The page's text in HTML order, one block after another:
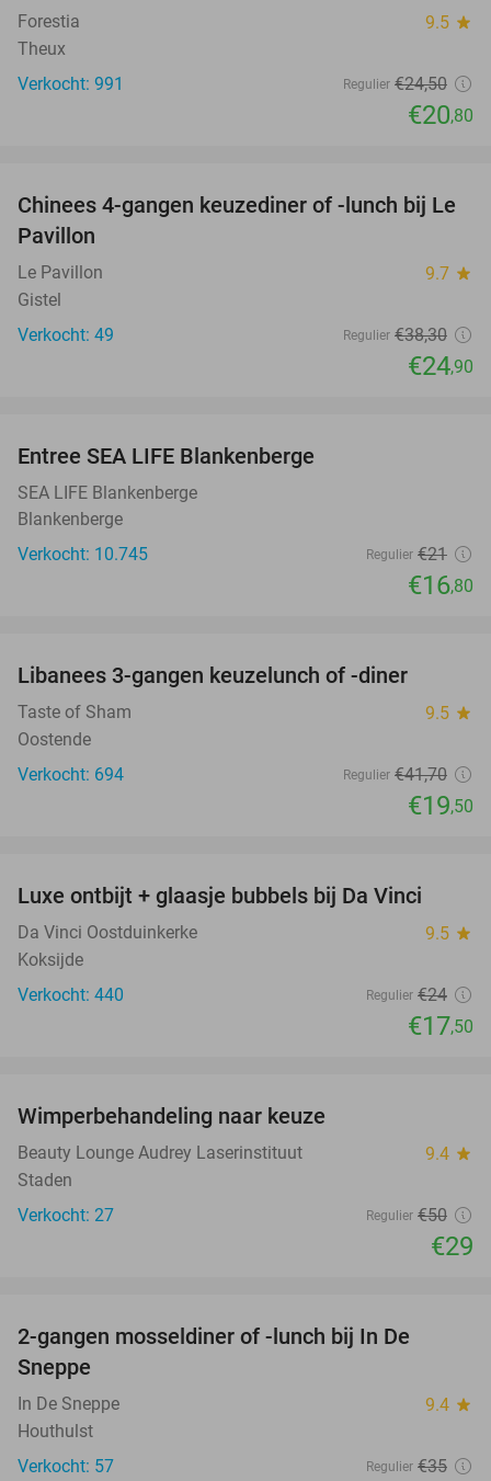
Forestia 9.5 star
Theux
Verkocht: 991
Regulier €24,50
€20,80
35%
Chinees 4-gangen keuzediner of -lunch bij Le
Pavillon
Le Pavillon 9.7 star
Gistel
Verkocht: 49
Regulier €38,30
€24,90
Entree SEA LIFE Blankenberge
SEA LIFE Blankenberge
Blankenberge
Verkocht: 10.745
Regulier €21
€16,80
Libanees 3-gangen keuzelunch of -diner
Taste of Sham 9.5 star
Oostende
Verkocht: 694
Regulier €41,70
€19,50
Luxe ontbijt + glaasje bubbels bij Da Vinci
Da Vinci Oostduinkerke 9.5 star
Koksijde
Verkocht: 440
Regulier €24
€17,50
Wimperbehandeling naar keuze
Beauty Lounge Audrey Laserinstituut 9.4 star
Staden
Verkocht: 27
Regulier €50
€29
2-gangen mosseldiner of -lunch bij In De
Sneppe
In De Sneppe 9.4 star
Houthulst
Verkocht: 57
Regulier €35